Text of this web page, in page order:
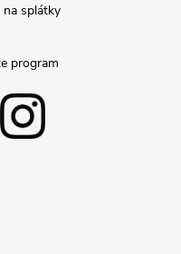
na splátky
program